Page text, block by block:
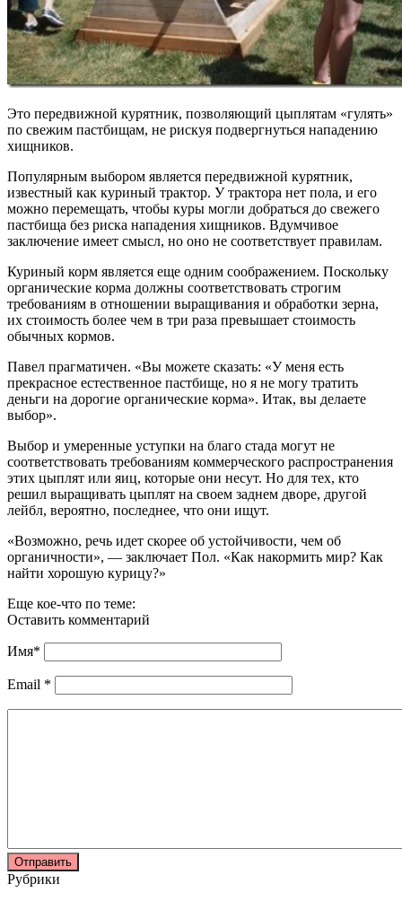
Это передвижной курятник, позволяющий цыплятам «гулять»
по свежим пастбищам, не рискуя подвергнуться нападению
хищников.
Популярным выбором является передвижной курятник,
известный как куриный трактор. У трактора нет пола, и его
можно перемещать, чтобы куры могли добраться до свежего
пастбища без риска нападения хищников. Вдумчивое
заключение имеет смысл, но оно не соответствует правилам.
Куриный корм является еще одним соображением. Поскольку
органические корма должны соответствовать строгим
требованиям в отношении выращивания и обработки зерна,
их стоимость более чем в три раза превышает стоимость
обычных кормов.
Павел прагматичен. «Вы можете сказать: «У меня есть
прекрасное естественное пастбище, но я не могу тратить
деньги на дорогие органические корма». Итак, вы делаете
выбор».
Выбор и умеренные уступки на благо стада могут не
соответствовать требованиям коммерческого распространения
этих цыплят или яиц, которые они несут. Но для тех, кто
решил выращивать цыплят на своем заднем дворе, другой
лейбл, вероятно, последнее, что они ищут.
«Возможно, речь идет скорее об устойчивости, чем об
органичности», — заключает Пол. «Как накормить мир? Как
найти хорошую курицу?»
Еще кое-что по теме:
Оставить комментарий
Имя*
Email *
Рубрики